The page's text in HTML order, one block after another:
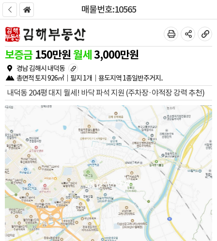
매물번호:10565
보증금 150만원월세 3,000만원
경남 김해시 내덕동
총면적토지926㎡ 필지 1개 용도지역 1종일반주거지..
내덕동 204평 대지 월세! 바닥 파석 지원 (주차장·야적장 강력 추천)